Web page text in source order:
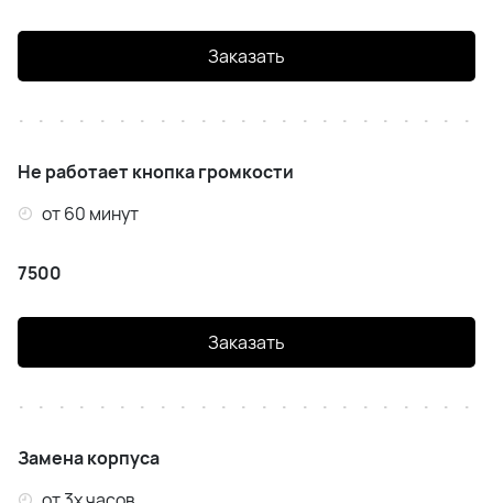
Заказать
Не работает кнопка громкости
от 60 минут
7500
Заказать
Замена корпуса